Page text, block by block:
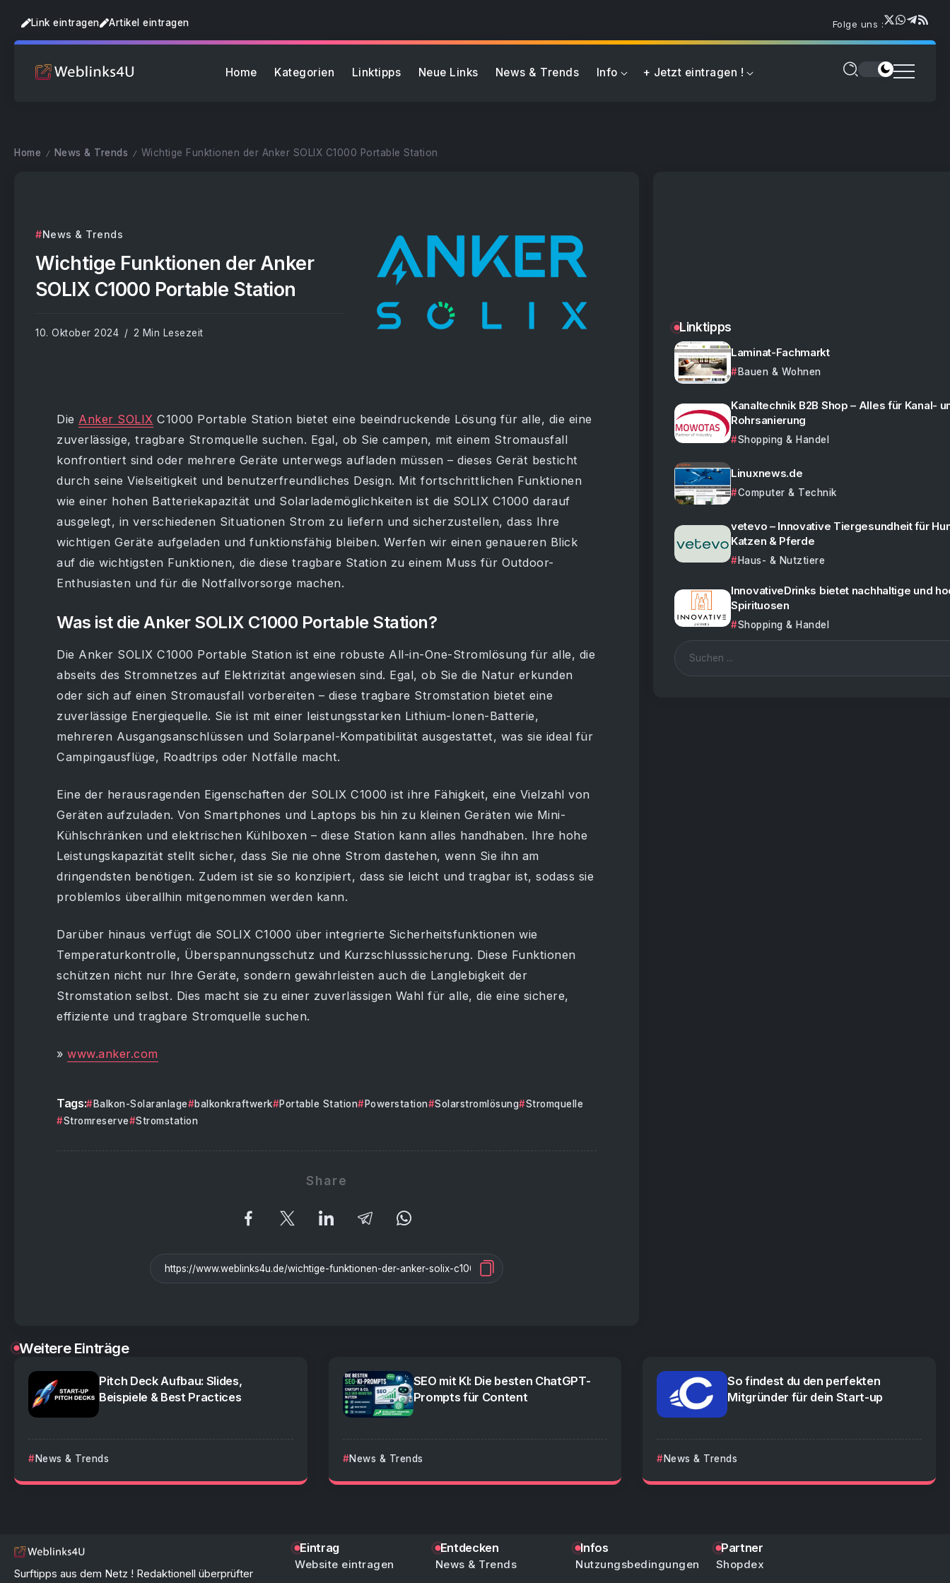
Link eintragen Artikel eintragen Folge uns :
Home Kategorien Linktipps Neue Links News & Trends Info + Jetzt eintragen !
Home / News & Trends / Wichtige Funktionen der Anker SOLIX C1000 Portable Station
News & Trends
Wichtige Funktionen der Anker
SOLIX C1000 Portable Station
10. Oktober 2024 2 Min Lesezeit
Die Anker SOLIX C1000 Portable Station bietet eine beeindruckende Lösung für alle, die eine
zuverlässige, tragbare Stromquelle suchen. Egal, ob Sie campen, mit einem Stromausfall
konfrontiert sind oder mehrere Geräte unterwegs aufladen müssen – dieses Gerät besticht
durch seine Vielseitigkeit und benutzerfreundliches Design. Mit fortschrittlichen Funktionen
wie einer hohen Batteriekapazität und Solarlademöglichkeiten ist die SOLIX C1000 darauf
ausgelegt, in verschiedenen Situationen Strom zu liefern und sicherzustellen, dass Ihre
wichtigen Geräte aufgeladen und funktionsfähig bleiben. Werfen wir einen genaueren Blick
auf die wichtigsten Funktionen, die diese tragbare Station zu einem Muss für Outdoor-
Enthusiasten und für die Notfallvorsorge machen.
Was ist die Anker SOLIX C1000 Portable Station?
Die Anker SOLIX C1000 Portable Station ist eine robuste All-in-One-Stromlösung für alle, die
abseits des Stromnetzes auf Elektrizität angewiesen sind. Egal, ob Sie die Natur erkunden
oder sich auf einen Stromausfall vorbereiten – diese tragbare Stromstation bietet eine
zuverlässige Energiequelle. Sie ist mit einer leistungsstarken Lithium-Ionen-Batterie,
mehreren Ausgangsanschlüssen und Solarpanel-Kompatibilität ausgestattet, was sie ideal für
Campingausflüge, Roadtrips oder Notfälle macht.
Eine der herausragenden Eigenschaften der SOLIX C1000 ist ihre Fähigkeit, eine Vielzahl von
Geräten aufzuladen. Von Smartphones und Laptops bis hin zu kleinen Geräten wie Mini-
Kühlschränken und elektrischen Kühlboxen – diese Station kann alles handhaben. Ihre hohe
Leistungskapazität stellt sicher, dass Sie nie ohne Strom dastehen, wenn Sie ihn am
dringendsten benötigen. Zudem ist sie so konzipiert, dass sie leicht und tragbar ist, sodass sie
problemlos überallhin mitgenommen werden kann.
Darüber hinaus verfügt die SOLIX C1000 über integrierte Sicherheitsfunktionen wie
Temperaturkontrolle, Überspannungsschutz und Kurzschlusssicherung. Diese Funktionen
schützen nicht nur Ihre Geräte, sondern gewährleisten auch die Langlebigkeit der
Stromstation selbst. Dies macht sie zu einer zuverlässigen Wahl für alle, die eine sichere,
effiziente und tragbare Stromquelle suchen.
» www.anker.com
Tags: Balkon-Solaranlage balkonkraftwerk Portable Station Powerstation Solarstromlösung
Stromquelle
Stromreserve
Stromstation
Share
Linktipps
Laminat-Fachmarkt
Bauen & Wohnen
Kanaltechnik B2B Shop – Alles für Kanal-
Rohrsanierung
Shopping & Handel
Linuxnews.de
Computer & Technik
vetevo – Innovative Tiergesundheit für
Katzen & Pferde
Haus- & Nutztiere
InnovativeDrinks bietet nachhaltige und
Spirituosen
Shopping & Handel
Weitere Einträge
Pitch Deck Aufbau: Slides,
Beispiele & Best Practices
News & Trends
SEO mit KI: Die besten ChatGPT-
Prompts für Content
News & Trends
So findest du den perfekten
Mitgründer für dein Start-up
News & Trends
Surftipps aus dem Netz ! Redaktionell überprüfter
Eintrag
Website eintragen
Entdecken
News & Trends
Infos
Nutzungsbedingungen
Partner
Shopdex